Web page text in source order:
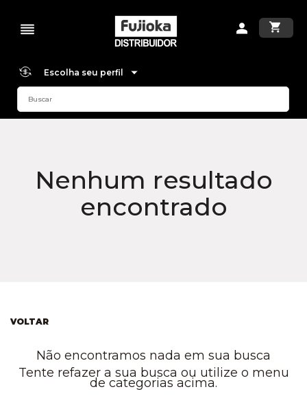
Escolha seu perfil
Nenhum resultado
encontrado
VOLTAR
Não encontramos nada em sua busca
Tente refazer a sua busca ou utilize o menu
de categorias acima.